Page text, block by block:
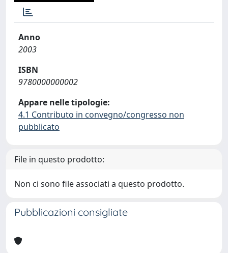
Anno
2003
ISBN
9780000000002
Appare nelle tipologie:
4.1 Contributo in convegno/congresso non
pubblicato
File in questo prodotto:
Non ci sono file associati a questo prodotto.
Pubblicazioni consigliate